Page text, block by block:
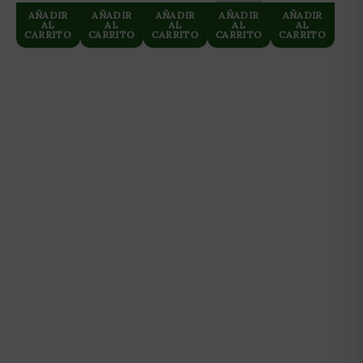
TORA
(1UD)
AÑADIR
AL
CARRITO
TORA-
TORA(1UD)
AÑADIR
AL
CARRITO
MR
TRAMPOLINE
(1UD)
AÑADIR
AL
CARRITO
AÑADIR
AL
CARRITO
SEXY
SADIE
(1UD)
AÑADIR
AL
CARRITO